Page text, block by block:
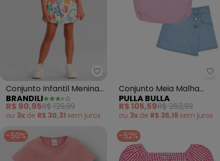
Brandili - Conjunto Infantil
Conjunto Infantil Menina
Estampado (Rosa)
BRANDILI
R$ 90,95R$ 129,99
ou 3x de R$ 30,31 sem juros
Conjunto Meia Malha
Menina (Rosa)
PULLA BULLA
R$ 105,59R$ 263,99
ou 3x de R$ 35,19 sem juros
-50% -52%